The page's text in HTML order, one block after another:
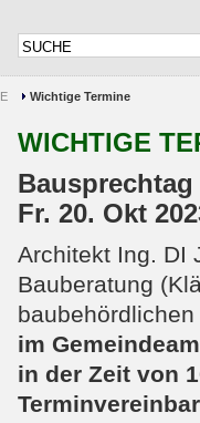
Wichtige Termine
WICHTIGE
Bausprechtag
Fr. 20. Okt
Architekt Ing. DI
Bauberatung
im
in der Zeit von